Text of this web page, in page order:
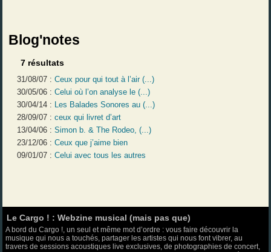
Blog'notes
7 résultats
31/08/07 :Ceux pour qui tout à l’air (...)
30/05/06 :Celui où l’on analyse le (...)
30/04/14 : Les Balades Sonores au (...)
28/09/07 :ceux qui livret d’art
13/04/06 :Simon b. & The Rodeo, (...)
23/12/06 :Ceux que j’aime bien
09/01/07 :Celui avec tous les autres
Le Cargo ! : Webzine musical (mais pas que)
A bord du Cargo !, un seul et même mot d’ordre : vous faire découvrir la
musique qui nous a touchés, partager les artistes qui nous font vibrer, au
travers de sessions acoustiques live exclusives, de photographies de concert,